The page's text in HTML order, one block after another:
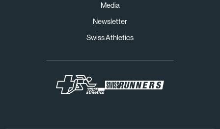
Media
Newsletter
Swiss Athletics